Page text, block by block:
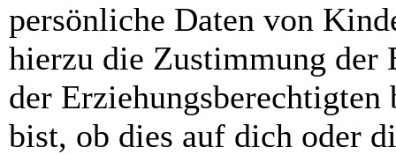
persönliche Daten von
hierzu die Zustimmung der
der
bist, ob dies auf dich oder